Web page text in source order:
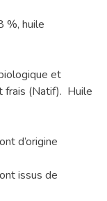
%, huile
et
frais (Natif). Huile
d’origine
issus de